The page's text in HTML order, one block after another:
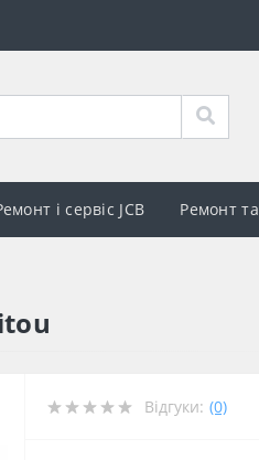
і сервіс JCB Ремонт
Відгуки: (0)